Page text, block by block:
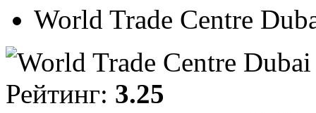
World Trade Centre
Рейтинг: 3.25